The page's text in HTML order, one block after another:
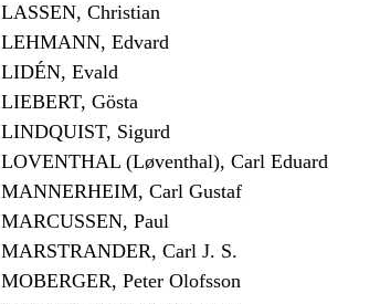
LASSEN, Christian
LEHMANN, Edvard
LIDÉN, Evald
LIEBERT, Gösta
LINDQUIST, Sigurd
LOVENTHAL (Løventhal), Carl Eduard
MANNERHEIM, Carl Gustaf
MARCUSSEN, Paul
MARSTRANDER, Carl J. S.
MOBERGER, Peter Olofsson